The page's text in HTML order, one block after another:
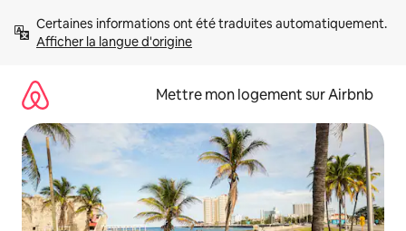
directement
Afficher la langue d'origine
Mettre mon logement sur Airbnb